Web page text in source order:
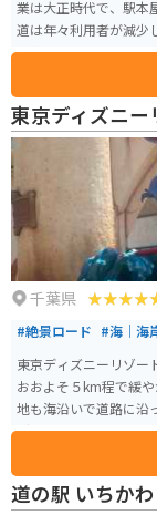
業は大正時代で、駅本
道は年々利用者が減少
路線です。
東京ディズニー
千葉県
#絶景ロード #海｜海
東京ディズニーリゾー
おおよそ５km程で緩
地も海沿いで道路に沿
グスポットです。
道の駅 いちかわ